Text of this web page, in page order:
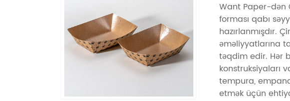
Want Paper-dən
forması qabı
hazırlanmışdır.
əməliyyatlarına
təqdim edir. Hər
konstruksiyaları
tempura,
etmək üçün